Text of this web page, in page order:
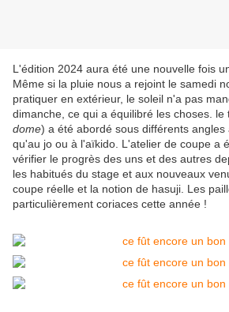
L'édition 2024 aura été une nouvelle fois
Même si la pluie nous a rejoint le samedi
pratiquer en extérieur, le soleil n'a pas
dimanche, ce qui a équilibré les choses. le
dome) a été abordé sous différents angles
qu'au jo ou à l'aïkido. L'atelier de coupe a
vérifier le progrès des uns et des autres
les habitués du stage et aux nouveaux
coupe réelle et la notion de hasuji. Les
particulièrement coriaces cette année !